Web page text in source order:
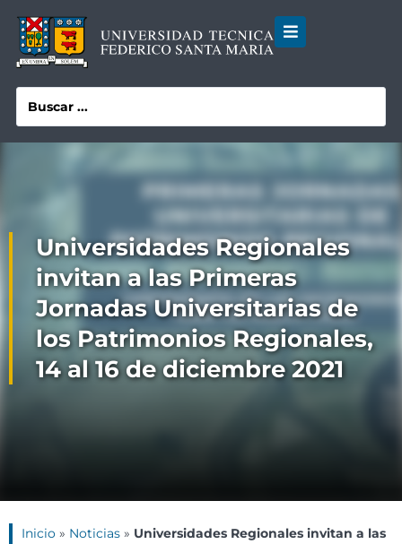
Universidades Regionales
invitan a las Primeras
Jornadas Universitarias de
los Patrimonios Regionales,
14 al 16 de diciembre 2021
Inicio » Noticias » Universidades Regionales invitan a las